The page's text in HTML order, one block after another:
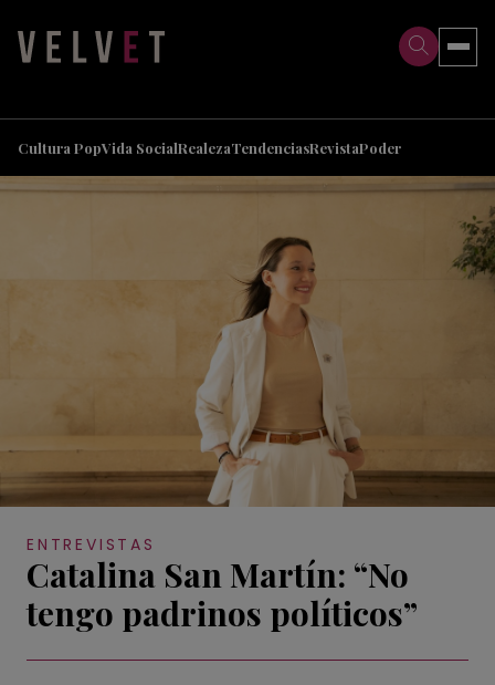
Cultura PopVida SocialRealezaTendenciasRevistaPoder
ENTREVISTAS
Catalina San Martín: “No
tengo padrinos políticos”